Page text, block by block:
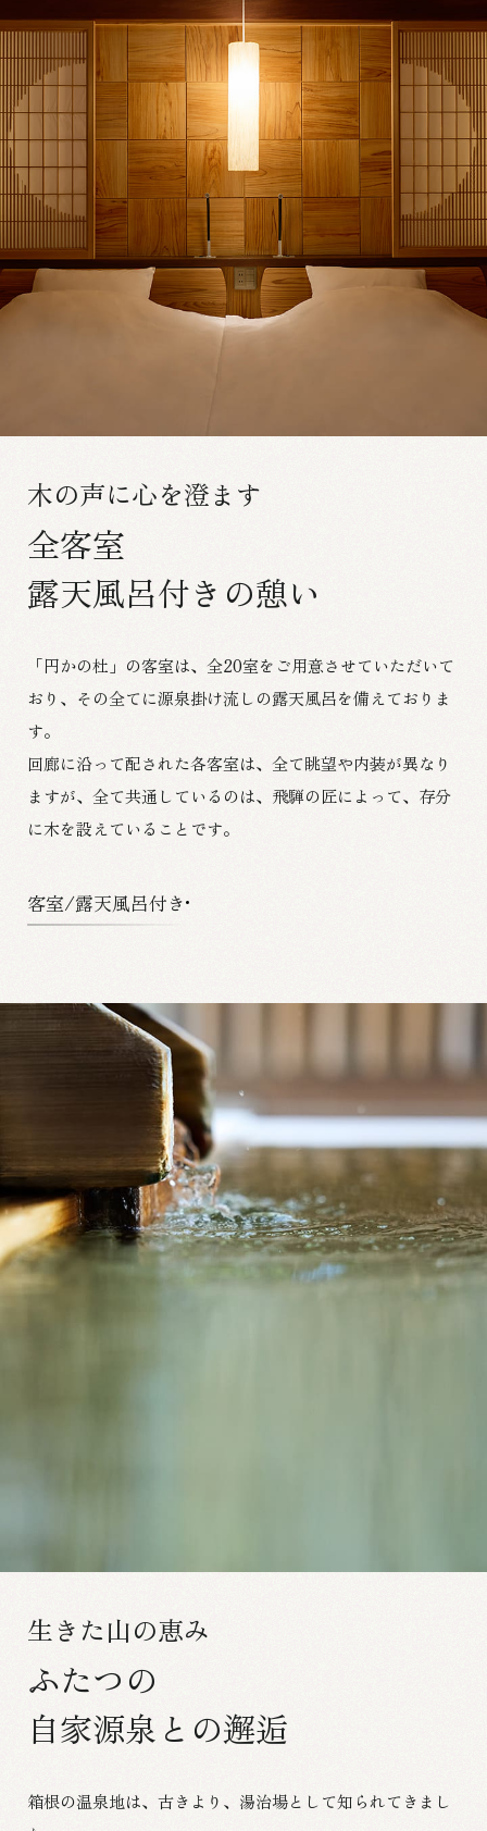
木の声に心を澄ます
全客室
露天風呂付きの憩い
「円かの杜」の客室は、全20室をご用意させていただいて
おり、 その全てに源泉掛け流しの露天風呂を備えておりま
す。
回廊に沿って配された各客室は、全て眺望や内装が異なり
ますが、全て共通しているのは、飛騨の匠によって、存分
に木を設えていることです。
客室/露天風呂付き
生きた山の恵み
ふたつの
自家源泉との邂逅
箱根の温泉地は、古きより、湯治場として知られてきまし